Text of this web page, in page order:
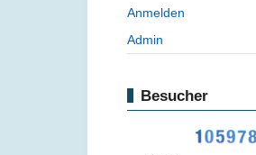
Anmelden
Admin
Besucher